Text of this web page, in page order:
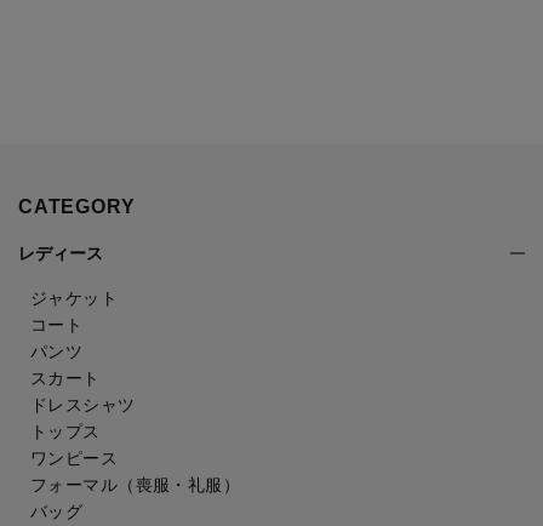
CATEGORY
レディース
ジャケット
コート
パンツ
スカート
ドレスシャツ
トップス
ワンピース
フォーマル（喪服・礼服）
バッグ